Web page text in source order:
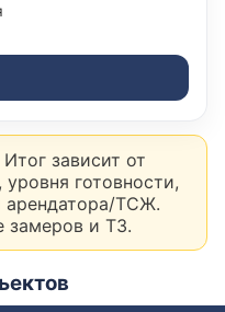
зависит от
готовности,
арендатора/ТСЖ.
замеров и ТЗ.